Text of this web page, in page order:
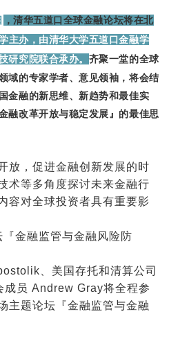
，清华五道口全球金融论坛将在北
主办，由清华大学五道口金融学
研究院联合承办。 齐聚一堂的全球
域的专家学者、意见领袖，将会结
金融的新思维、新趋势和最佳实
融改革开放与稳定发展』的最佳思
放，促进金融创新发展的时
术等多角度探讨未来金融行
容对全球投资者具有重要影
金融监管与金融风险防
、美国存托和清算公司
员 Andrew Gray将全程参
主题论坛『金融监管与金融